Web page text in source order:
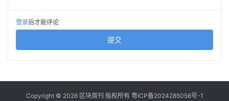
登录后才能评论
提交
Copyright © 2026 区块周刊 版权所有 粤ICP备2024285056号-1